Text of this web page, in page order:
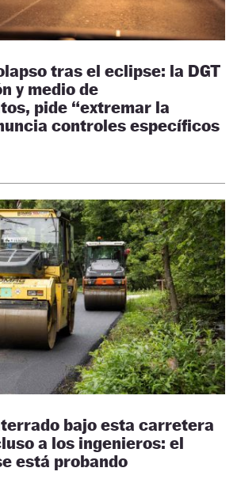
tras el eclipse: la DGT
y medio de
pide “extremar la
controles específicos
bajo esta carretera
a los ingenieros: el
está probando